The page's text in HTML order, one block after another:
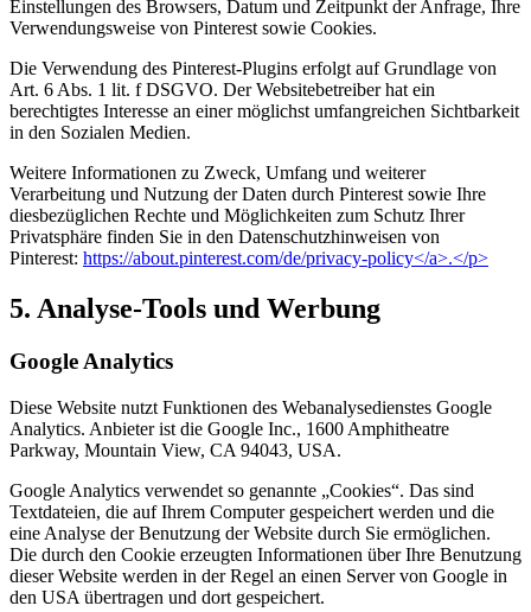
Einstellungen des Browsers, Datum und Zeitpunkt der Anfrage, Ihre
Verwendungsweise von Pinterest sowie Cookies.
Die Verwendung des Pinterest-Plugins erfolgt auf Grundlage von
Art. 6 Abs. 1 lit. f DSGVO. Der Websitebetreiber hat ein
berechtigtes Interesse an einer möglichst umfangreichen Sichtbarkeit
in den Sozialen Medien.
Weitere Informationen zu Zweck, Umfang und weiterer
Verarbeitung und Nutzung der Daten durch Pinterest sowie Ihre
diesbezüglichen Rechte und Möglichkeiten zum Schutz Ihrer
Privatsphäre finden Sie in den Datenschutzhinweisen von
Pinterest: https://about.pinterest.com/de/privacy-policy</a>.</p>
5. Analyse-Tools und Werbung
Google Analytics
Diese Website nutzt Funktionen des Webanalysedienstes Google
Analytics. Anbieter ist die Google Inc., 1600 Amphitheatre
Parkway, Mountain View, CA 94043, USA.
Google Analytics verwendet so genannte „Cookies“. Das sind
Textdateien, die auf Ihrem Computer gespeichert werden und die
eine Analyse der Benutzung der Website durch Sie ermöglichen.
Die durch den Cookie erzeugten Informationen über Ihre Benutzung
dieser Website werden in der Regel an einen Server von Google in
den USA übertragen und dort gespeichert.